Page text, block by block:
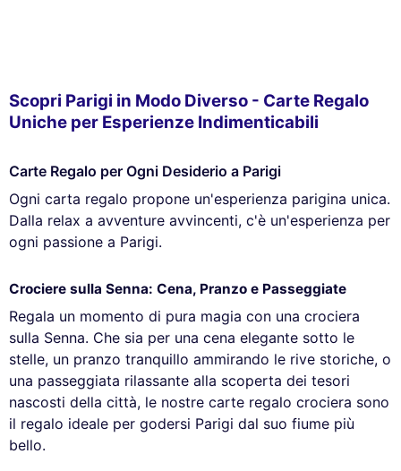
Scopri Parigi in Modo Diverso - Carte Regalo
Uniche per Esperienze Indimenticabili
Carte Regalo per Ogni Desiderio a Parigi
Ogni carta regalo propone un'esperienza parigina unica.
Dalla relax a avventure avvincenti, c'è un'esperienza per
ogni passione a Parigi.
Crociere sulla Senna: Cena, Pranzo e Passeggiate
Regala un momento di pura magia con una crociera
sulla Senna. Che sia per una cena elegante sotto le
stelle, un pranzo tranquillo ammirando le rive storiche, o
una passeggiata rilassante alla scoperta dei tesori
nascosti della città, le nostre carte regalo crociera sono
il regalo ideale per godersi Parigi dal suo fiume più
bello.